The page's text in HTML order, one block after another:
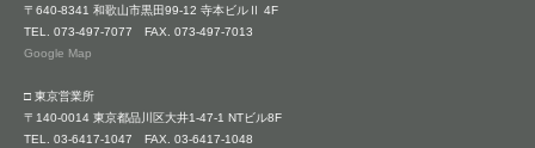
〒640-8341 和歌山市黒田99-12 寺本ビルⅡ 4F
TEL. 073-497-7077 FAX. 073-497-7013
Google Map
□ 東京営業所
〒140-0014 東京都品川区大井1-47-1 NTビル8F
TEL. 03-6417-1047 FAX. 03-6417-1048